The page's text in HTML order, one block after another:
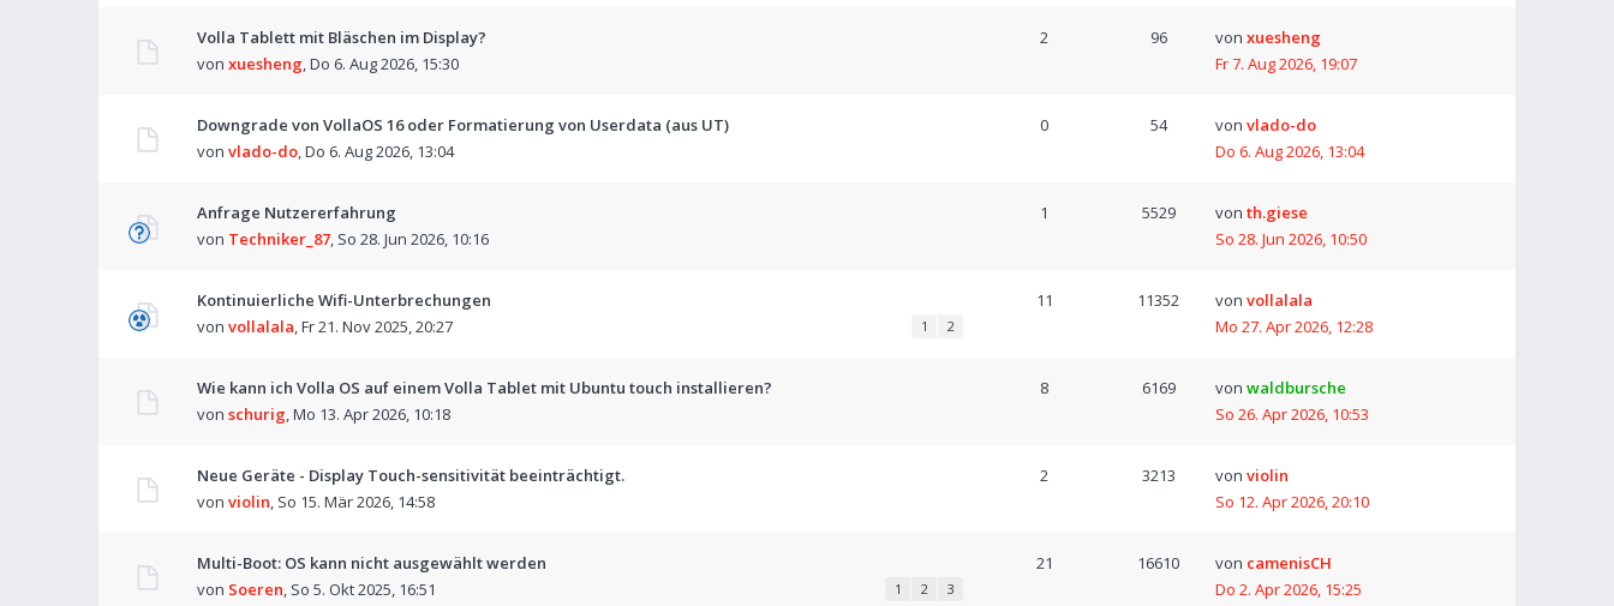
Volla Tablett mit Bläschen im Display?
von xuesheng,Do 6. Aug 2026, 15:30
2 96 von xuesheng
Fr 7. Aug 2026, 19:07
Downgrade von VollaOS 16 oder Formatierung von Userdata (aus UT)
von vlado-do,Do 6. Aug 2026, 13:04
0 54 von vlado-do
Do 6. Aug 2026, 13:04
Anfrage Nutzererfahrung
von Techniker_87, So 28. Jun 2026, 10:16
1 5529 von th.giese
So 28. Jun 2026, 10:50
Kontinuierliche Wifi-Unterbrechungen
von vollalala,Fr 21. Nov 2025, 20:27 1 2
11 11352 von vollalala
Mo 27. Apr 2026, 12:28
Wie kann ich Volla OS auf einem Volla Tablet mit Ubuntu touch installieren?
von schurig,Mo 13. Apr 2026, 10:18
8 6169 von waldbursche
So 26. Apr 2026, 10:53
Neue Geräte - Display Touch-sensitivität beeinträchtigt.
von violin, So 15. Mär 2026, 14:58
2 3213 von violin
So 12. Apr 2026, 20:10
Multi-Boot: OS kann nicht ausgewählt werden
von Soeren, So 5. Okt 2025, 16:51 1 2 3
21 16610 von camenisCH
Do 2. Apr 2026, 15:25